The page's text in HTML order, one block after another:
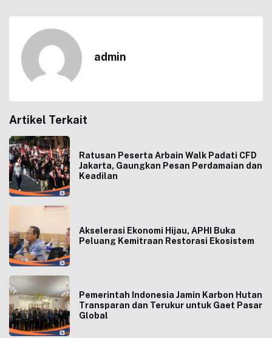
admin
Artikel Terkait
Ratusan Peserta Arbain Walk Padati CFD
Jakarta, Gaungkan Pesan Perdamaian dan
Keadilan
Akselerasi Ekonomi Hijau, APHI Buka
Peluang Kemitraan Restorasi Ekosistem
Pemerintah Indonesia Jamin Karbon Hutan
Transparan dan Terukur untuk Gaet Pasar
Global